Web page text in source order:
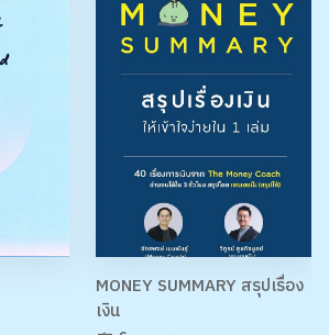
MONEY SUMMARY สรุปเรื่อง
เงิน